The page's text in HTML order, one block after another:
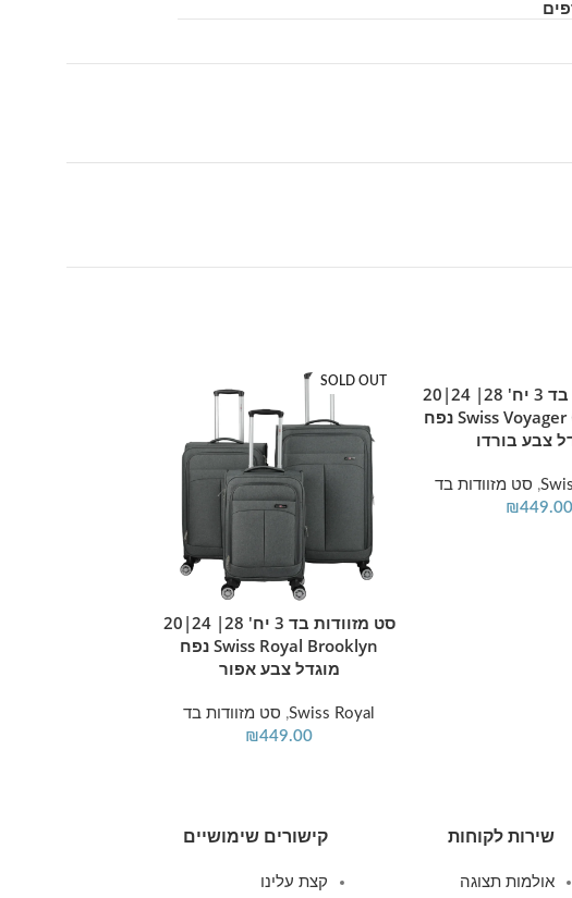
סט מזוודות בד 3 יח' 28| 24|20
Swiss Voyager Castlegate נפח
צבע בורדו
, סט מזוודות בד
₪449.00
SOLD OUT
מידע נוסף
סט מזוודות בד 3 יח' 28| 24|20
Swiss Royal Brooklyn נפח
מוגדל צבע אפור
Swiss Royal
, סט מזוודות בד
₪449.00
שירות לקוחות
אולמות תצוגה
קישורים שימושיים
קצת עלינו